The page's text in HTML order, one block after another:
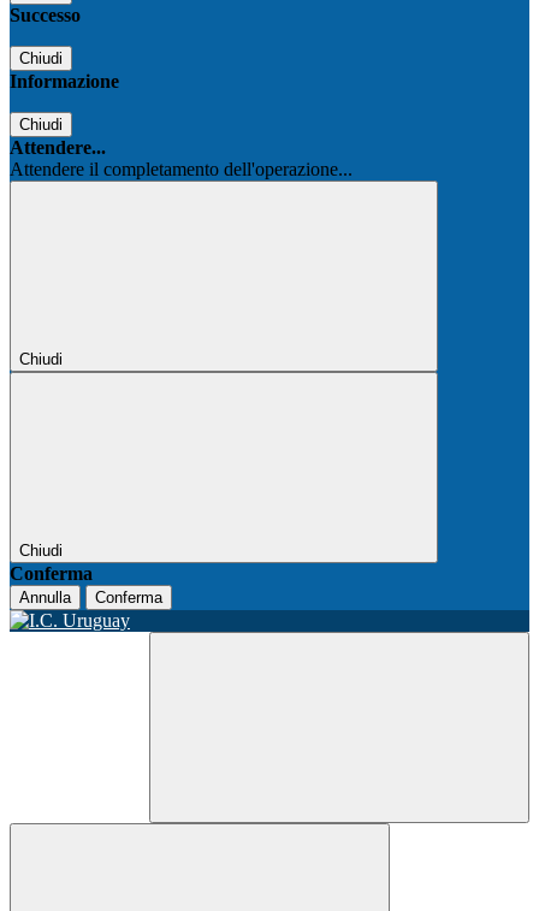
Successo
Chiudi
Informazione
Chiudi
Attendere...
Attendere il completamento dell'operazione...
Chiudi
Chiudi
Conferma
Annulla Conferma